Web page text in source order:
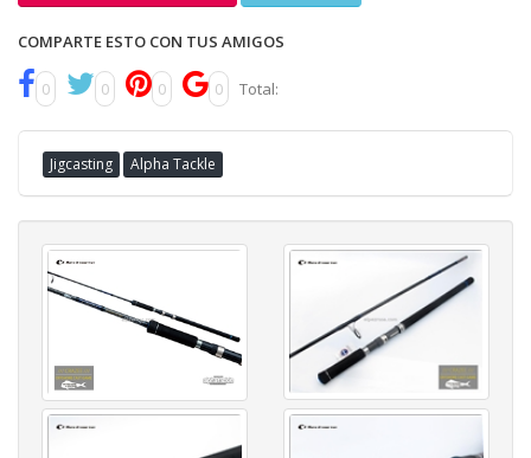
COMPARTE ESTO CON TUS AMIGOS
0 0 0 0 Total:
Jigcasting Alpha Tackle